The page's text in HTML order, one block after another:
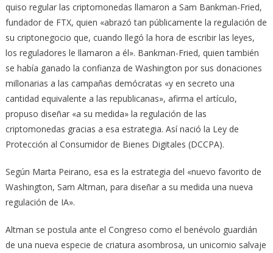
quiso regular las criptomonedas llamaron a Sam Bankman-Fried,
fundador de FTX, quien «abrazó tan públicamente la regulación de
su criptonegocio que, cuando llegó la hora de escribir las leyes,
los reguladores le llamaron a él». Bankman-Fried, quien también
se había ganado la confianza de Washington por sus donaciones
millonarias a las campañas demócratas «y en secreto una
cantidad equivalente a las republicanas», afirma el artículo,
propuso diseñar «a su medida» la regulación de las
criptomonedas gracias a esa estrategia. Así nació la Ley de
Protección al Consumidor de Bienes Digitales (DCCPA).
Según Marta Peirano, esa es la estrategia del «nuevo favorito de
Washington, Sam Altman, para diseñar a su medida una nueva
regulación de IA».
Altman se postula ante el Congreso como el benévolo guardián
de una nueva especie de criatura asombrosa, un unicornio salvaje